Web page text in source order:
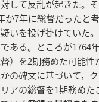
して反乱が起きた。
か7年に総督だったと
いを投げ掛けていた
ある。ところが1764
）を2期務めた可能
の碑文に基づいて，
アの総督を1期務めた